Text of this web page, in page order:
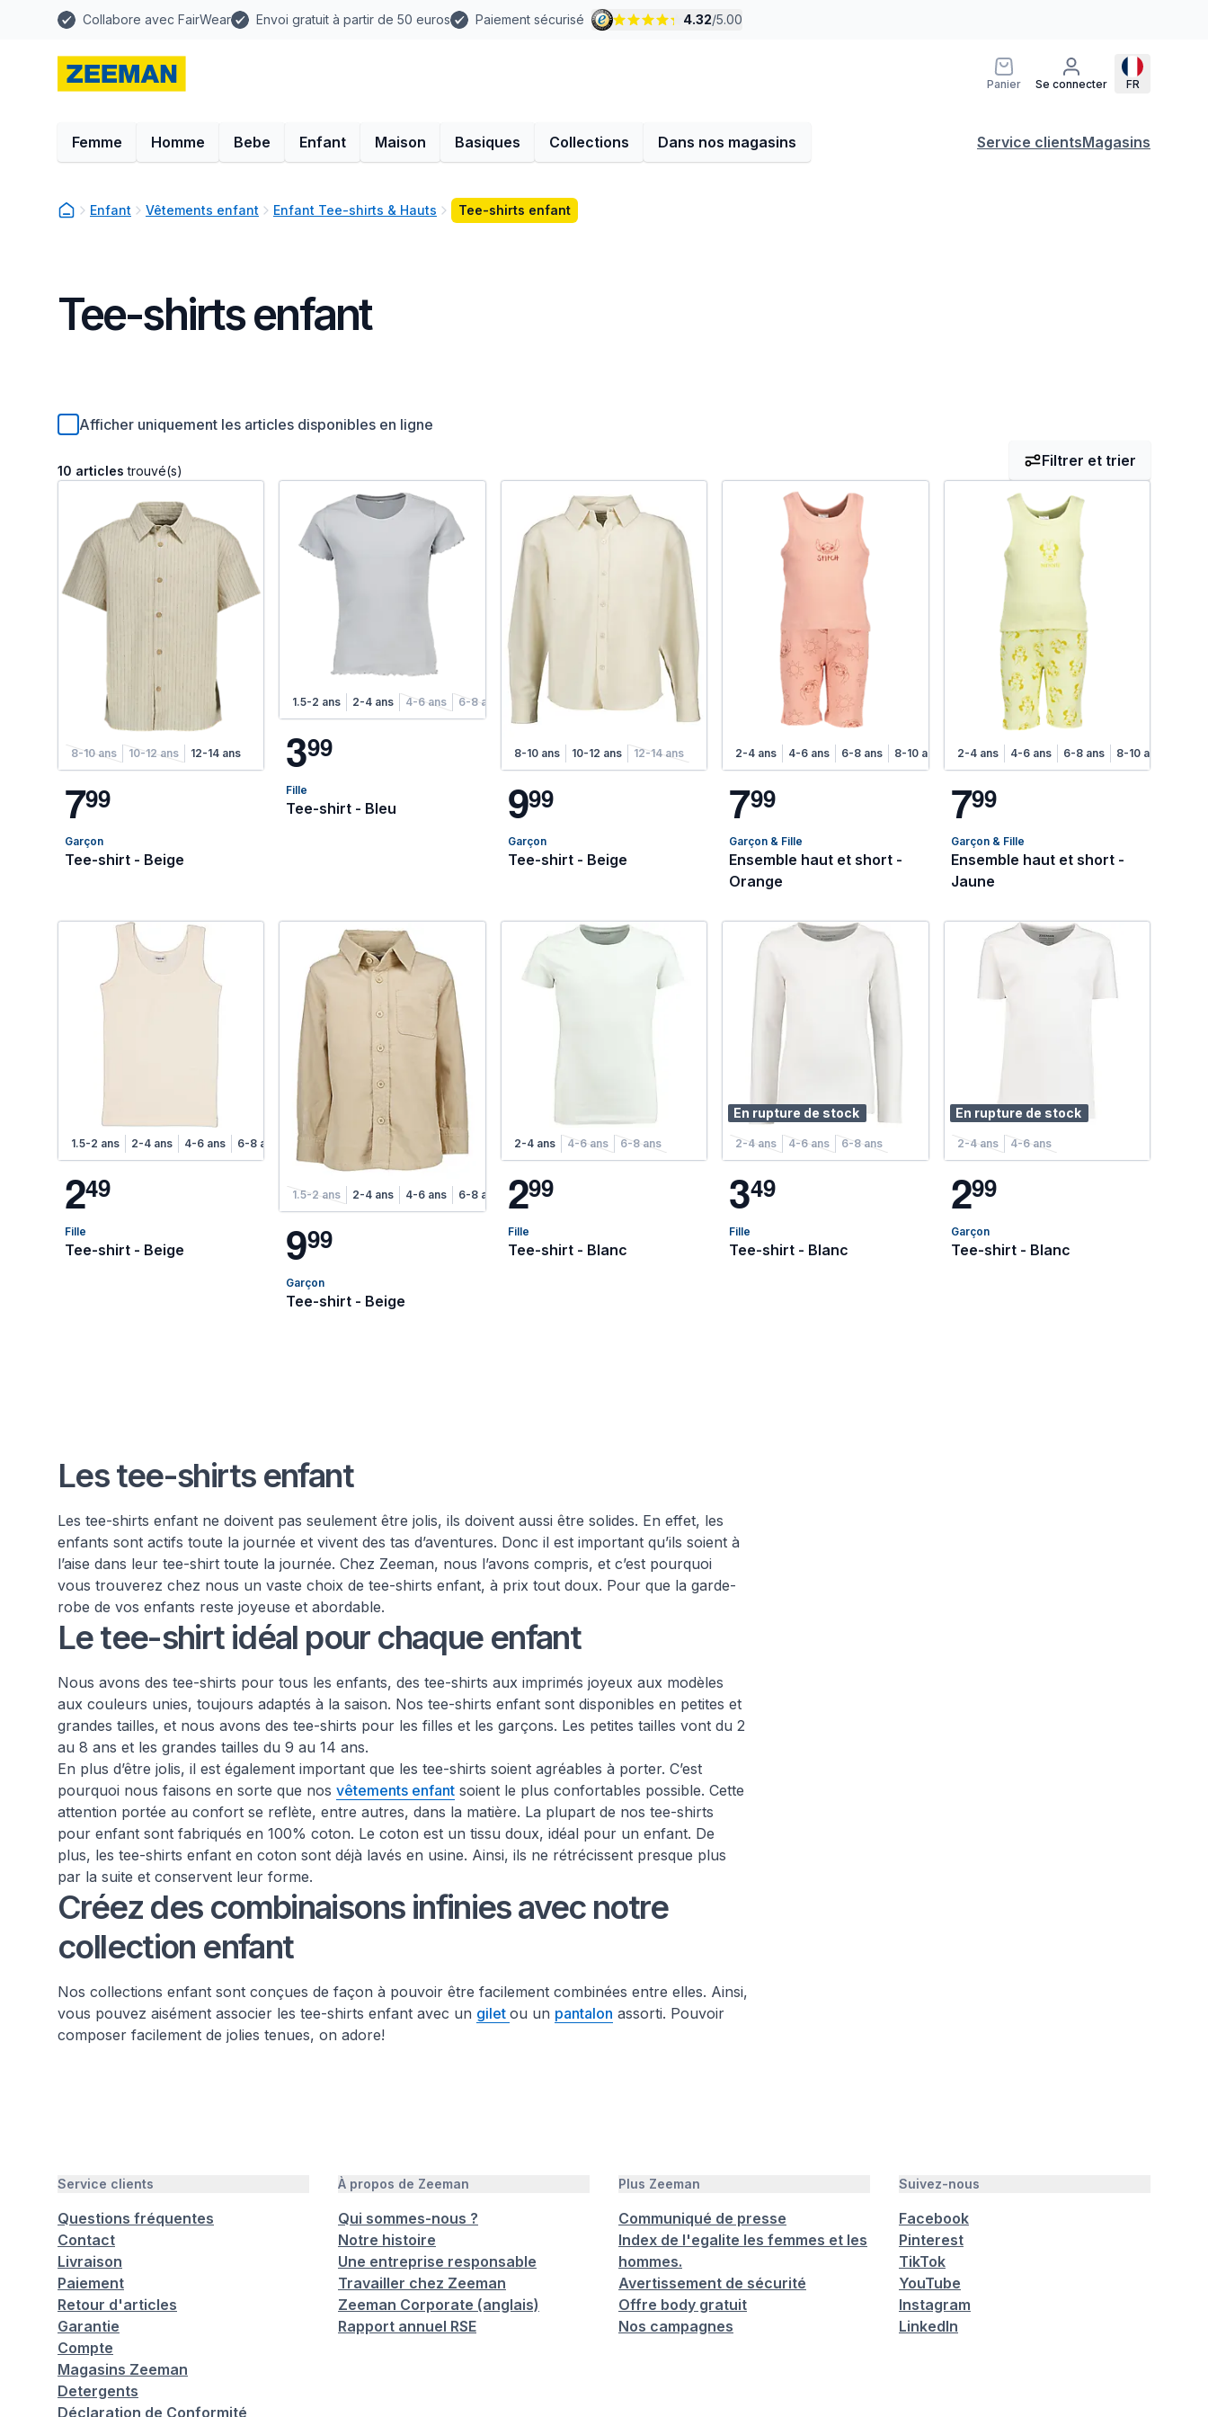
Collabore avec FairWear Envoi gratuit à partir de 50 euros Paiement sécurisé 4.32/5.00
Panier Se connecter FR
Femme Homme Bebe Enfant Maison Basiques Collections Dans nos magasins Service clientsMagasins
Enfant Vêtements enfant Enfant Tee-shirts & Hauts Tee-shirts enfant
Tee-shirts enfant
Afficher uniquement les articles disponibles en ligne
10 articles trouvé(s)
Filtrer et trier
8-10 ans 10-12 ans 12-14 ans
799
Garçon
Tee-shirt - Beige
1.5-2 ans 2-4 ans 4-6 ans 6-8 ans
399
Fille
Tee-shirt - Bleu
8-10 ans 10-12 ans 12-14 ans
999
Garçon
Tee-shirt - Beige
2-4 ans 4-6 ans 6-8 ans 8-10 ans
799
Garçon & Fille
Ensemble haut et short -
Orange
2-4 ans 4-6 ans 6-8 ans 8-10 ans
799
Garçon & Fille
Ensemble haut et short -
Jaune
1.5-2 ans 2-4 ans 4-6 ans 6-8 ans 8-10 ans
249
Fille
Tee-shirt - Beige
1.5-2 ans 2-4 ans 4-6 ans 6-8 ans
999
Garçon
Tee-shirt - Beige
2-4 ans 4-6 ans 6-8 ans
299
Fille
Tee-shirt - Blanc
En rupture de stock
2-4 ans 4-6 ans 6-8 ans
349
Fille
Tee-shirt - Blanc
En rupture de stock
2-4 ans 4-6 ans
299
Garçon
Tee-shirt - Blanc
Les tee-shirts enfant
Les tee-shirts enfant ne doivent pas seulement être jolis, ils doivent aussi être solides. En effet, les
enfants sont actifs toute la journée et vivent des tas d’aventures. Donc il est important qu’ils soient à
l’aise dans leur tee-shirt toute la journée. Chez Zeeman, nous l’avons compris, et c’est pourquoi
vous trouverez chez nous un vaste choix de tee-shirts enfant, à prix tout doux. Pour que la garde-
robe de vos enfants reste joyeuse et abordable.
Le tee-shirt idéal pour chaque enfant
Nous avons des tee-shirts pour tous les enfants, des tee-shirts aux imprimés joyeux aux modèles
aux couleurs unies, toujours adaptés à la saison. Nos tee-shirts enfant sont disponibles en petites et
grandes tailles, et nous avons des tee-shirts pour les filles et les garçons. Les petites tailles vont du 2
au 8 ans et les grandes tailles du 9 au 14 ans.
En plus d’être jolis, il est également important que les tee-shirts soient agréables à porter. C’est
pourquoi nous faisons en sorte que nos vêtements enfant soient le plus confortables possible. Cette
attention portée au confort se reflète, entre autres, dans la matière. La plupart de nos tee-shirts
pour enfant sont fabriqués en 100% coton. Le coton est un tissu doux, idéal pour un enfant. De
plus, les tee-shirts enfant en coton sont déjà lavés en usine. Ainsi, ils ne rétrécissent presque plus
par la suite et conservent leur forme.
Créez des combinaisons infinies avec notre
collection enfant
Nos collections enfant sont conçues de façon à pouvoir être facilement combinées entre elles. Ainsi,
vous pouvez aisément associer les tee-shirts enfant avec un gilet ou un pantalon assorti. Pouvoir
composer facilement de jolies tenues, on adore!
Service clients
Questions fréquentes
Contact
Livraison
Paiement
Retour d'articles
Garantie
Compte
Magasins Zeeman
Detergents
Déclaration de Conformité
À propos de Zeeman
Qui sommes-nous ?
Notre histoire
Une entreprise responsable
Travailler chez Zeeman
Zeeman Corporate (anglais)
Rapport annuel RSE
Plus Zeeman
Communiqué de presse
Index de l'egalite les femmes et les
hommes.
Avertissement de sécurité
Offre body gratuit
Nos campagnes
Suivez-nous
Facebook
Pinterest
TikTok
YouTube
Instagram
LinkedIn